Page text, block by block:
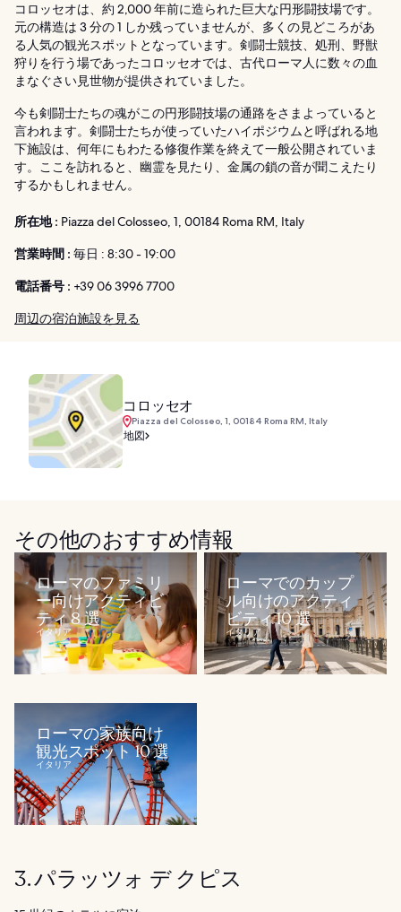
コロッセオは、約 2,000 年前に造られた巨大な円形闘技場です。
元の構造は 3 分の 1 しか残っていませんが、多くの見どころがあ
る人気の観光スポットとなっています。剣闘士競技、処刑、野獣
狩りを行う場であったコロッセオでは、古代ローマ人に数々の血
まなぐさい見世物が提供されていました。
今も剣闘士たちの魂がこの円形闘技場の通路をさまよっていると
言われます。剣闘士たちが使っていたハイポジウムと呼ばれる地
下施設は、何年にもわたる修復作業を終えて一般公開されていま
す。ここを訪れると、幽霊を見たり、金属の鎖の音が聞こえたり
するかもしれません。
所在地 : Piazza del Colosseo, 1, 00184 Roma RM, Italy
営業時間 : 毎日 : 8:30 - 19:00
電話番号 : +39 06 3996 7700
周辺の宿泊施設を見る
コロッセオ
Piazza del Colosseo, 1, 00184 Roma RM, Italy
地図
その他のおすすめ情報
ローマのファミリ
ー向けアクティビ
ティ 8 選
イタリア
ローマでのカップ
ル向けのアクティ
ビティ 10 選
イタリア
ローマの家族向け
観光スポット 10 選
イタリア
3. パラッツォ デ クピス